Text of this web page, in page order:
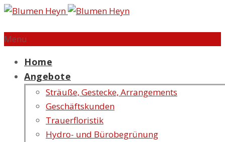
Menu
Home
Angebote
Sträuße, Gestecke, Arrangements
Geschäftskunden
Trauerfloristik
Hydro- und Bürobegrünung